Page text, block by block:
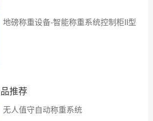
地磅称重设备-智能称重系统控制柜II型
推荐
无人值守自动称重系统